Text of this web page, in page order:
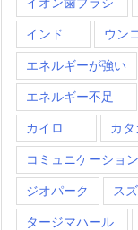
インド ウン
エネルギーが強い
エネルギー不足
カイロ カ
コミュニケーショ
ジオパーク ス
タージマハール